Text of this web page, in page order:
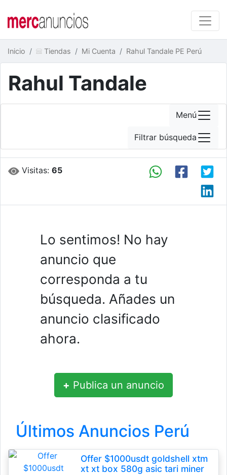
Inicio Tiendas Mi Cuenta Rahul Tandale PE Perú
Rahul Tandale
Visitas:65
Lo sentimos! No hay
anuncio que
corresponda a tu
búsqueda. Añades un
anuncio clasificado
ahora.
+ Publica un anuncio
Últimos Anuncios Perú
Offer $1000usdt goldshell xtm
xt xt box 580g asic tari miner
Menú
Filtrar búsqueda